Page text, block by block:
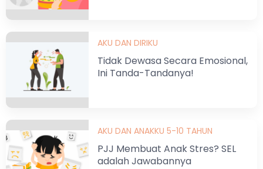
AKU DAN DIRIKU
Tidak Dewasa Secara Emosional,
Ini Tanda-Tandanya!
AKU DAN ANAKKU 5-10 TAHUN
PJJ Membuat Anak Stres? SEL
adalah Jawabannya